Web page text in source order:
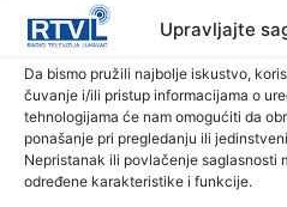
Upravljajte
Da bismo pružili najbolje iskustvo,
čuvanje i/ili pristup informacijama o
tehnologijama će nam omogućiti da
ponašanje pri pregledanju ili
Nepristanak ili povlačenje saglasnosti
određene karakteristike i funkcije.